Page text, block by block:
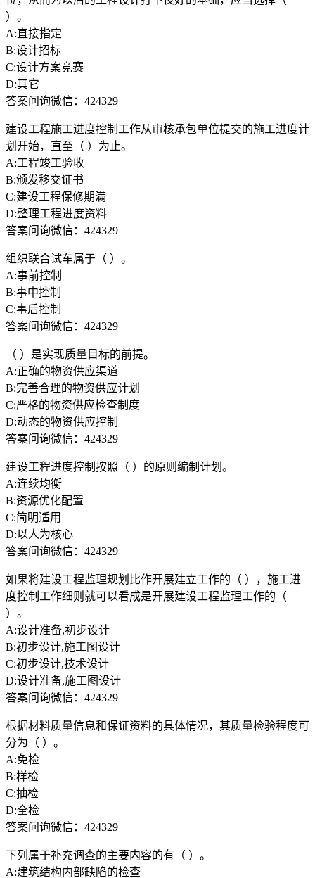
）。
A:直接指定
B:设计招标
C:设计方案竞赛
D:其它
答案问询微信：424329
建设工程施工进度控制工作从审核承包单位提交的施工进度计
划开始，直至（ ）为止。
A:工程竣工验收
B:颁发移交证书
C:建设工程保修期满
D:整理工程进度资料
答案问询微信：424329
组织联合试车属于（ ）。
A:事前控制
B:事中控制
C:事后控制
答案问询微信：424329
（ ）是实现质量目标的前提。
A:正确的物资供应渠道
B:完善合理的物资供应计划
C:严格的物资供应检查制度
D:动态的物资供应控制
答案问询微信：424329
建设工程进度控制按照（ ）的原则编制计划。
A:连续均衡
B:资源优化配置
C:简明适用
D:以人为核心
答案问询微信：424329
如果将建设工程监理规划比作开展建立工作的（ ），施工进
度控制工作细则就可以看成是开展建设工程监理工作的（
）。
A:设计准备,初步设计
B:初步设计,施工图设计
C:初步设计,技术设计
D:设计准备,施工图设计
答案问询微信：424329
根据材料质量信息和保证资料的具体情况，其质量检验程度可
分为（ ）。
A:免检
B:样检
C:抽检
D:全检
答案问询微信：424329
下列属于补充调查的主要内容的有（ ）。
A:建筑结构内部缺陷的检查